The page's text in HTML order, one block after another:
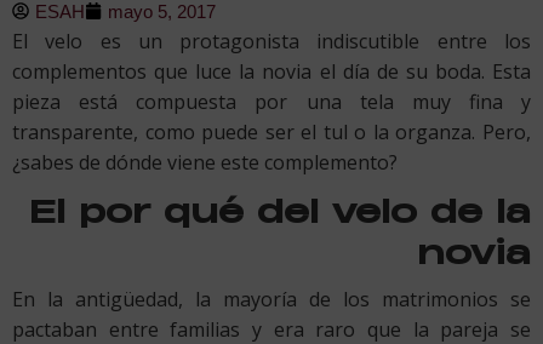
ESAH mayo 5, 2017
El velo es un protagonista indiscutible entre los
complementos que luce la novia el día de su boda. Esta
pieza está compuesta por una tela muy fina y
transparente, como puede ser el tul o la organza. Pero,
¿sabes de dónde viene este complemento?
El por qué del velo de la
novia
En la antigüedad, la mayoría de los matrimonios se
pactaban entre familias y era raro que la pareja se